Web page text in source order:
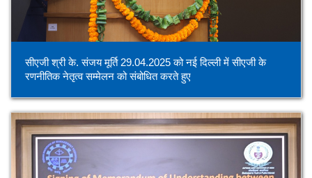
सीएजी श्री के. संजय मूर्ति 29.04.2025 को नई दिल्ली में सीएजी के
रणनीतिक नेतृत्व सम्मेलन को संबोधित करते हुए